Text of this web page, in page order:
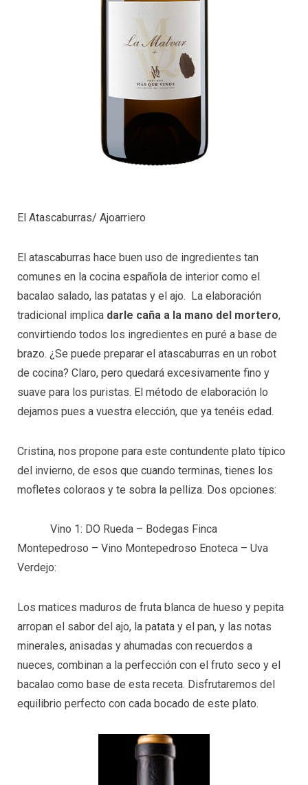
El Atascaburras/ Ajoarriero
El atascaburras hace buen uso de ingredientes tan
comunes en la cocina española de interior como el
bacalao salado, las patatas y el ajo. La elaboración
tradicional implica darle caña a la mano del mortero,
convirtiendo todos los ingredientes en puré a base de
brazo. ¿Se puede preparar el atascaburras en un robot
de cocina? Claro, pero quedará excesivamente fino y
suave para los puristas. El método de elaboración lo
dejamos pues a vuestra elección, que ya tenéis edad.
Cristina, nos propone para este contundente plato típico
del invierno, de esos que cuando terminas, tienes los
mofletes coloraos y te sobra la pelliza. Dos opciones:
Vino 1: DO Rueda – Bodegas Finca
Montepedroso – Vino Montepedroso Enoteca – Uva
Verdejo:
Los matices maduros de fruta blanca de hueso y pepita
arropan el sabor del ajo, la patata y el pan, y las notas
minerales, anisadas y ahumadas con recuerdos a
nueces, combinan a la perfección con el fruto seco y el
bacalao como base de esta receta. Disfrutaremos del
equilibrio perfecto con cada bocado de este plato.